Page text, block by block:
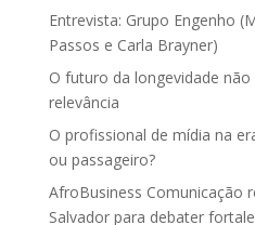
Entrevista: Grupo Engenho
Passos e Carla Brayner)
O futuro da longevidade
relevância
O profissional de mídia na
ou passageiro?
AfroBusiness Comunicação
Salvador para debater